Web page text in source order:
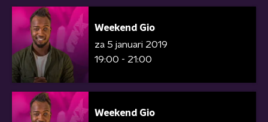
Weekend Gio
za 5 januari 2019
19:00 - 21:00
Weekend Gio